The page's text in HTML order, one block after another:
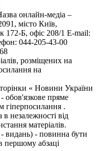
онлайн-медіа –
місто Київ,
Б, офіс 208/1 E-mail:
044-205-43-00
розміщених на
на
« Новини України
- обов'язкове пряме
гіперпосилання .
незалежності від
матеріалів.
- видань) - повинна бути
першому абзаці